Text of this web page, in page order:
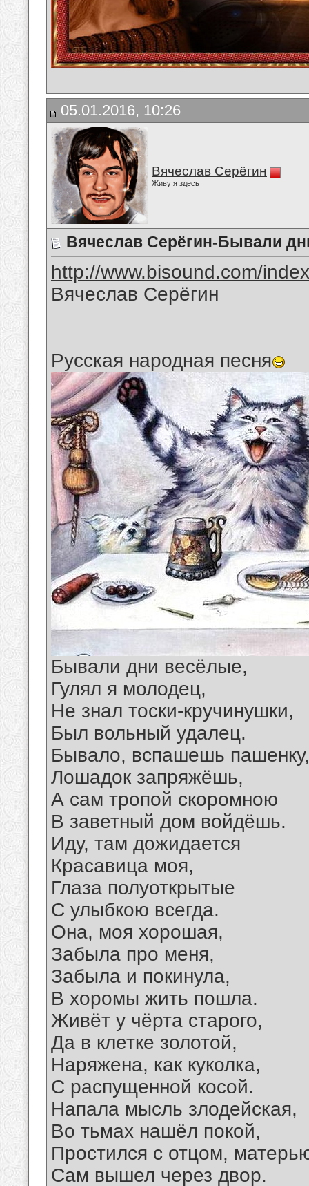
05.01.2016, 10:26
Вячеслав Серёгин
Живу я здесь
Вячеслав Серёгин-Бывали
http://www.bisound.com/
Вячеслав Серёгин
Русская народная песня
Бывали дни весёлые,
Гулял я молодец,
Не знал тоски-кручинушки,
Был вольный удалец.
Бывало, вспашешь пашенку,
Лошадок запряжёшь,
А сам тропой скоромною
В заветный дом войдёшь.
Иду, там дожидается
Красавица моя,
Глаза полуоткрытые
С улыбкою всегда.
Она, моя хорошая,
Забыла про меня,
Забыла и покинула,
В хоромы жить пошла.
Живёт у чёрта старого,
Да в клетке золотой,
Наряжена, как куколка,
С распущенной косой.
Напала мысль злодейская,
Во тьмах нашёл покой,
Простился с отцом,
Сам вышел через двор.